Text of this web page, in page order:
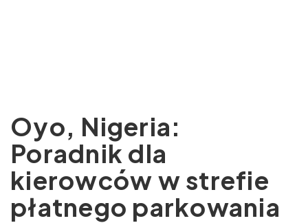
Oyo, Nigeria:
Poradnik dla
kierowców w strefie
płatnego parkowania